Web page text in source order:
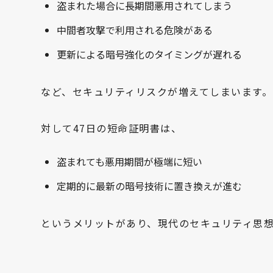
盗まれた場合に長期間悪用されてしまう
中間者攻撃で利用される危険がある
更新による暗号強化のタイミングが遅れる
など、セキュリティリスクが増えてしまいます。
対して47日の短命証明書は、
盗まれても悪用期間が極端に短い
定期的に最新の暗号技術に置き換えが進む
というメリットがあり、現代のセキュリティ思